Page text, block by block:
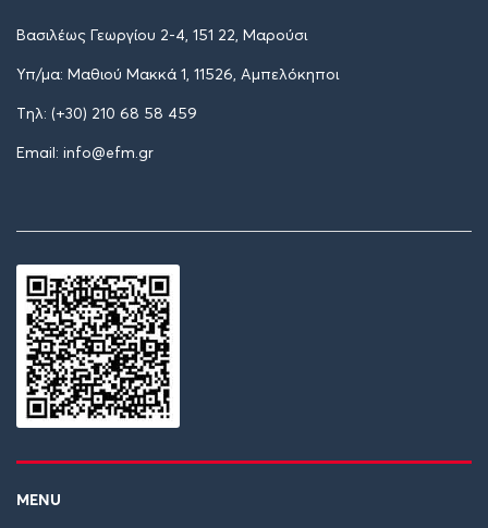
Βασιλέως Γεωργίου 2-4, 151 22, Μαρούσι
Υπ/μα: Μαθιού Μακκά 1, 11526, Αμπελόκηποι
Tηλ: (+30) 210 68 58 459
Email: info@efm.gr
MENU